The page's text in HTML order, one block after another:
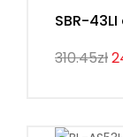
SBR-
310.45zł